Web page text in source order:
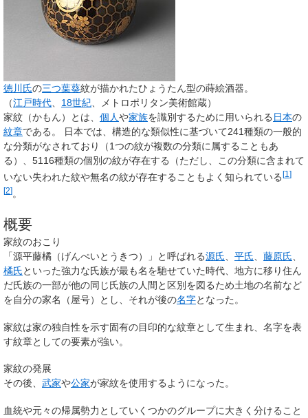
徳川氏の三つ葉葵紋が描かれたひょうたん型の蒔絵酒器。
（江戸時代 18世紀 、メトロポリタン美術館蔵）
家紋 （かもん）とは、 個人や家族を識別するために用いられる 日本の
紋章である。 日本では、構造的な類似性に基づいて241種類の一般的
な分類がなされており（1つの紋が複数の分類に属することもあ
る）、5116種類の個別の紋が存在する（ただし、この分類に含まれて
いない失われた紋や無名の紋が存在することもよく知られている[1 ]
[2]。
概要
家紋のおこり
「源平藤橘 （げんぺいとうきつ）」と呼ばれる源氏 平氏 藤原氏
橘氏といった強力な氏族が最も名を馳せていた時代、地方に移り住ん
だ氏族の一部が他の同じ氏族の人間と区別を図るため土地の名前など
を自分の家名（屋号）とし、それが後の名字となった。
家紋は家の独自性を示す固有の目印的な紋章として生まれ、名字を表
す紋章としての要素が強い。
家紋の発展
その後、 武家や公家が家紋を使用するようになった。
血統や元々の帰属勢力としていくつかのグループに大きく分けること